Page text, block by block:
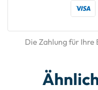
Die Zahlung für Ihre